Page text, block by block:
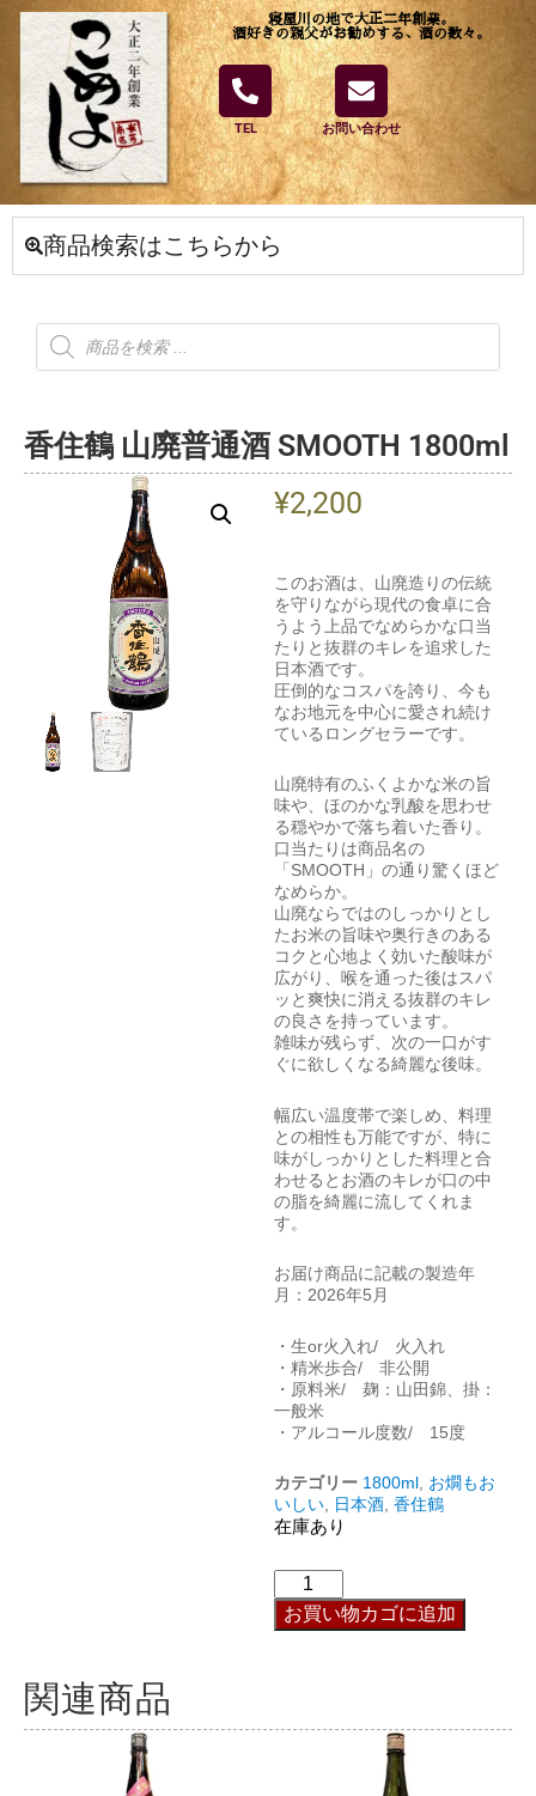
寝屋川の地で大正二年創業。
酒好きの親父がお勧めする、酒の数々。
TEL お問い合わせ
商品検索はこちらから
香住鶴 山廃普通酒 SMOOTH 1800ml
¥2,200
このお酒は、山廃造りの伝統
を守りながら現代の食卓に合
うよう上品でなめらかな口当
たりと抜群のキレを追求した
日本酒です。
圧倒的なコスパを誇り、今も
なお地元を中心に愛され続け
ているロングセラーです。
山廃特有のふくよかな米の旨
味や、ほのかな乳酸を思わせ
る穏やかで落ち着いた香り。
口当たりは商品名の
「SMOOTH」の通り驚くほど
なめらか。
山廃ならではのしっかりとし
たお米の旨味や奥行きのある
コクと心地よく効いた酸味が
広がり、喉を通った後はスパ
ッと爽快に消える抜群のキレ
の良さを持っています。
雑味が残らず、次の一口がす
ぐに欲しくなる綺麗な後味。
幅広い温度帯で楽しめ、料理
との相性も万能ですが、特に
味がしっかりとした料理と合
わせるとお酒のキレが口の中
の脂を綺麗に流してくれま
す。
お届け商品に記載の製造年
月：2026年5月
・生or火入れ/ 火入れ
・精米歩合/ 非公開
・原料米/ 麹：山田錦、掛：
一般米
・アルコール度数/ 15度
カテゴリー 1800ml, お燗もお
いしい, 日本酒, 香住鶴
在庫あり
お買い物カゴに追加
関連商品